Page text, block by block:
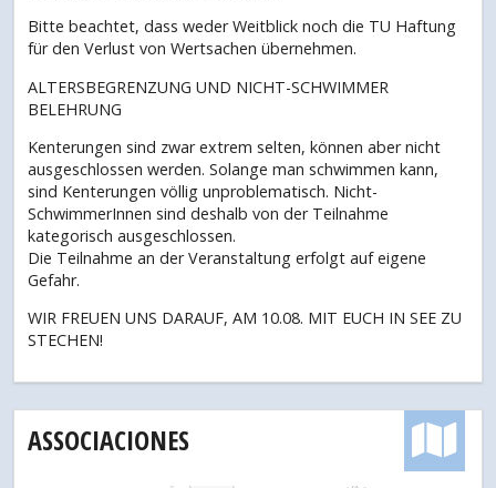
Bitte beachtet, dass weder Weitblick noch die TU Haftung
für den Verlust von Wertsachen übernehmen.
ALTERSBEGRENZUNG UND NICHT-SCHWIMMER
BELEHRUNG
Kenterungen sind zwar extrem selten, können aber nicht
ausgeschlossen werden. Solange man schwimmen kann,
sind Kenterungen völlig unproblematisch. Nicht-
SchwimmerInnen sind deshalb von der Teilnahme
kategorisch ausgeschlossen.
Die Teilnahme an der Veranstaltung erfolgt auf eigene
Gefahr.
WIR FREUEN UNS DARAUF, AM 10.08. MIT EUCH IN SEE ZU
STECHEN!
ASSOCIACIONES